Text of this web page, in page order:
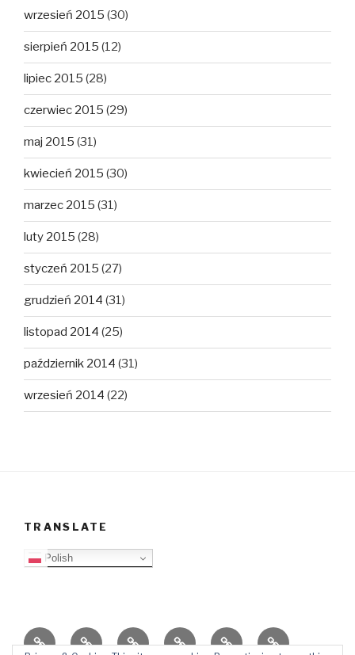
wrzesień 2015 (30)
sierpień 2015 (12)
lipiec 2015 (28)
czerwiec 2015 (29)
maj 2015 (31)
kwiecień 2015 (30)
marzec 2015 (31)
luty 2015 (28)
styczeń 2015 (27)
grudzień 2014 (31)
listopad 2014 (25)
październik 2014 (31)
wrzesień 2014 (22)
TRANSLATE
Polish
O
Top
Ewangelizacja
Father Video
PB